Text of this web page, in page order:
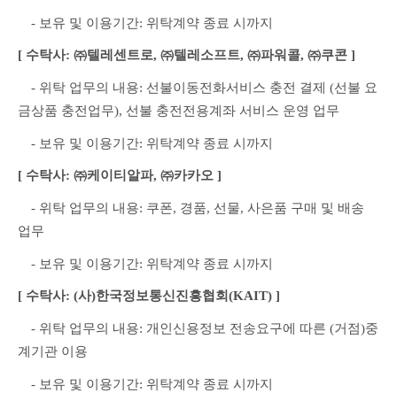
- 보유 및 이용기간: 위탁계약 종료 시까지
[ 수탁사: ㈜텔레센트로, ㈜텔레소프트, ㈜파워콜, ㈜쿠콘 ]
- 위탁 업무의 내용: 선불이동전화서비스 충전 결제 (선불 요
금상품 충전업무), 선불 충전전용계좌 서비스 운영 업무
- 보유 및 이용기간: 위탁계약 종료 시까지
[ 수탁사: ㈜케이티알파, ㈜카카오 ]
- 위탁 업무의 내용: 쿠폰, 경품, 선물, 사은품 구매 및 배송
업무
- 보유 및 이용기간: 위탁계약 종료 시까지
[ 수탁사: (사)한국정보통신진흥협회(KAIT) ]
- 위탁 업무의 내용: 개인신용정보 전송요구에 따른 (거점)중
계기관 이용
- 보유 및 이용기간: 위탁계약 종료 시까지